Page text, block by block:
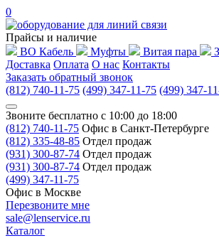
0
Прайсы и наличие
ВО Кабель
Муфты Витая пара
Доставка Оплата О нас Контакты
Заказать обратный звонок
(812) 740-11-75 (499) 347-11-75 (499) 347-
Звоните бесплатно с 10:00 до 18:00
(812) 740-11-75 Офис в Санкт-Петербурге
(812) 335-48-85 Отдел продаж
(931) 300-87-74 Отдел продаж
(931) 300-87-74 Отдел продаж
(499) 347-11-75
Офис в Москве
Перезвоните мне
sale@lenservice.ru
Каталог